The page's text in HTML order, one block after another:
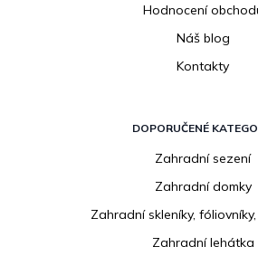
Hodnocení
Náš blog
Kontakty
DOPORUČENÉ
Zahradní sezení
Zahradní domky
Zahradní skleníky,
Zahradní lehátka